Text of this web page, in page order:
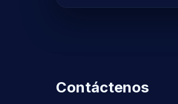
Contáctenos